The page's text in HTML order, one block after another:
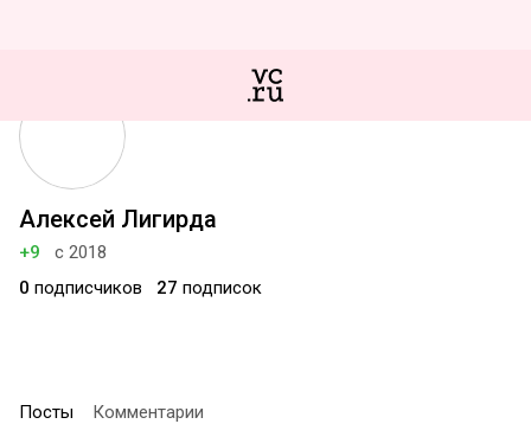
Алексей Лигирда
+9
с 2018
0 подписчиков 27 подписок
Посты Комментарии